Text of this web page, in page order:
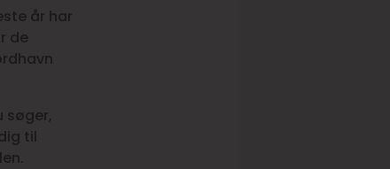
år har
de
søger,
til